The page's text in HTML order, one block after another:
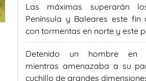
Las máximas superarán
Península y Baleares este fin
con tormentas en norte y este
Detenido un hombre en
mientras amenazaba a su
cuchillo de grandes